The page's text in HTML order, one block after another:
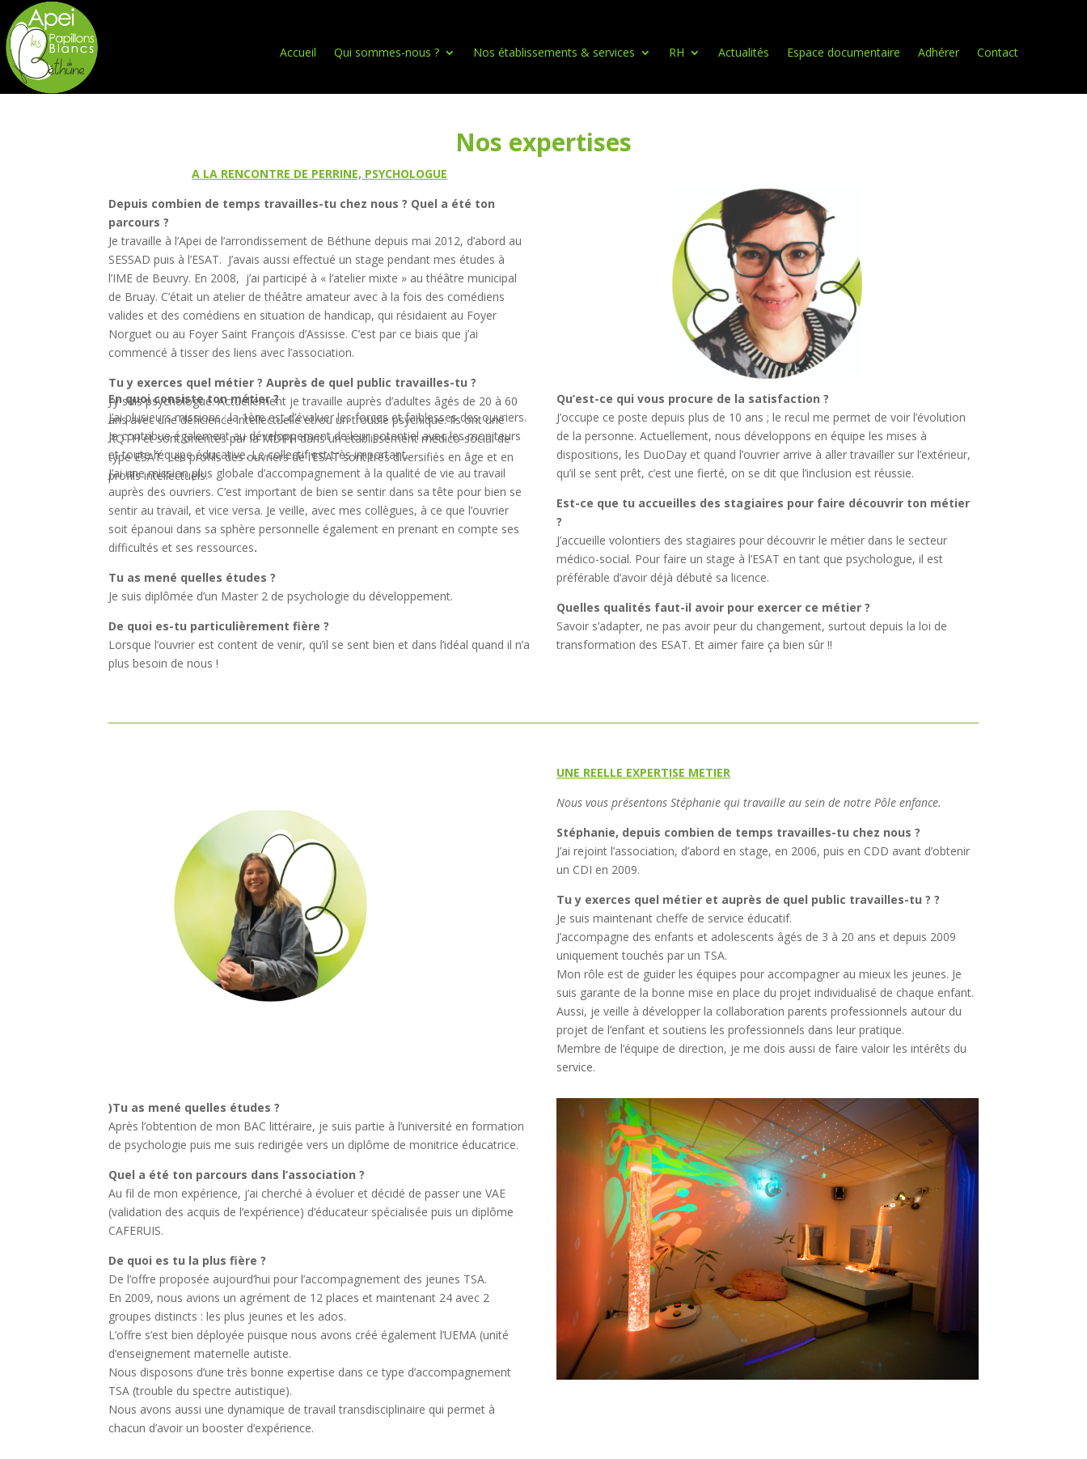
Accueil Qui sommes-nous ? Nos établissements & services RH Actualités Espace documentaire Adhérer Contact
Nos expertises
A LA RENCONTRE DE PERRINE, PSYCHOLOGUE
Depuis combien de temps travailles-tu chez nous ? Quel a été ton
parcours ?
Je travaille à l’Apei de l’arrondissement de Béthune depuis mai 2012, d’abord au
SESSAD puis à l’ESAT. J’avais aussi effectué un stage pendant mes études à
l’IME de Beuvry. En 2008, j’ai participé à « l’atelier mixte » au théâtre municipal
de Bruay. C’était un atelier de théâtre amateur avec à la fois des comédiens
valides et des comédiens en situation de handicap, qui résidaient au Foyer
Norguet ou au Foyer Saint François d’Assisse. C’est par ce biais que j’ai
commencé à tisser des liens avec l’association.
Tu y exerces quel métier ? Auprès de quel public travailles-tu ?
J’y suis psychologue. Actuellement je travaille auprès d’adultes âgés de 20 à 60
ans avec une déficience intellectuelle et/ou un trouble psychique. Ils ont une
RQTH et sont orientés par la MDPH dans un établissement médico-social de
type ESAT. Les profils des ouvriers de l’ESAT sont très diversifiés en âge et en
profils intellectuels.
En quoi consiste ton métier ?
J’ai plusieurs missions : la 1ère est d’évaluer les forces et faiblesses des ouvriers.
Je contribue également au développement de leur potentiel avec les moniteurs
et toute l’équipe éducative. Le collectif est très important.
J’ai une mission plus globale d’accompagnement à la qualité de vie au travail
auprès des ouvriers. C’est important de bien se sentir dans sa tête pour bien se
sentir au travail, et vice versa. Je veille, avec mes collègues, à ce que l’ouvrier
soit épanoui dans sa sphère personnelle également en prenant en compte ses
difficultés et ses ressources.
Tu as mené quelles études ?
Je suis diplômée d’un Master 2 de psychologie du développement.
De quoi es-tu particulièrement fière ?
Lorsque l’ouvrier est content de venir, qu’il se sent bien et dans l’idéal quand il n’a
plus besoin de nous !
Qu’est-ce qui vous procure de la satisfaction ?
J’occupe ce poste depuis plus de 10 ans ; le recul me permet de voir l’évolution
de la personne. Actuellement, nous développons en équipe les mises à
dispositions, les DuoDay et quand l’ouvrier arrive à aller travailler sur l’extérieur,
qu’il se sent prêt, c’est une fierté, on se dit que l’inclusion est réussie.
Est-ce que tu accueilles des stagiaires pour faire découvrir ton métier
?
J’accueille volontiers des stagiaires pour découvrir le métier dans le secteur
médico-social. Pour faire un stage à l’ESAT en tant que psychologue, il est
préférable d’avoir déjà débuté sa licence.
Quelles qualités faut-il avoir pour exercer ce métier ?
Savoir s’adapter, ne pas avoir peur du changement, surtout depuis la loi de
transformation des ESAT. Et aimer faire ça bien sûr !!
UNE REELLE EXPERTISE METIER
Nous vous présentons Stéphanie qui travaille au sein de notre Pôle enfance.
Stéphanie, depuis combien de temps travailles-tu chez nous ?
J’ai rejoint l’association, d’abord en stage, en 2006, puis en CDD avant d’obtenir
un CDI en 2009.
Tu y exerces quel métier et auprès de quel public travailles-tu ? ?
Je suis maintenant cheffe de service éducatif.
J’accompagne des enfants et adolescents âgés de 3 à 20 ans et depuis 2009
uniquement touchés par un TSA.
Mon rôle est de guider les équipes pour accompagner au mieux les jeunes. Je
suis garante de la bonne mise en place du projet individualisé de chaque enfant.
Aussi, je veille à développer la collaboration parents professionnels autour du
projet de l’enfant et soutiens les professionnels dans leur pratique.
Membre de l’équipe de direction, je me dois aussi de faire valoir les intérêts du
service.
)Tu as mené quelles études ?
Après l’obtention de mon BAC littéraire, je suis partie à l’université en formation
de psychologie puis me suis redirigée vers un diplôme de monitrice éducatrice.
Quel a été ton parcours dans l’association ?
Au fil de mon expérience, j’ai cherché à évoluer et décidé de passer une VAE
(validation des acquis de l’expérience) d’éducateur spécialisée puis un diplôme
CAFERUIS.
De quoi es tu la plus fière ?
De l’offre proposée aujourd’hui pour l’accompagnement des jeunes TSA.
En 2009, nous avions un agrément de 12 places et maintenant 24 avec 2
groupes distincts : les plus jeunes et les ados.
L’offre s’est bien déployée puisque nous avons créé également l’UEMA (unité
d’enseignement maternelle autiste.
Nous disposons d’une très bonne expertise dans ce type d’accompagnement
TSA (trouble du spectre autistique).
Nous avons aussi une dynamique de travail transdisciplinaire qui permet à
chacun d’avoir un booster d’expérience.